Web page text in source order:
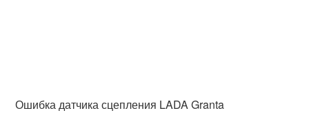
Ошибка датчика сцепления LADA Granta